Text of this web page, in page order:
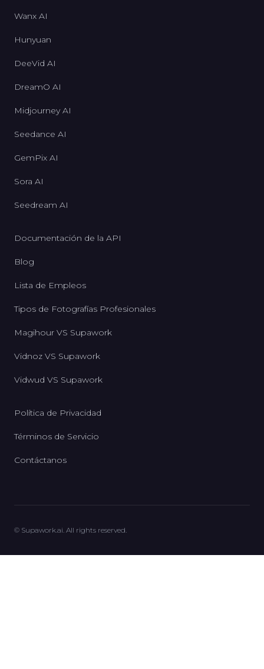
Wanx AI
Hunyuan
DeeVid AI
DreamO AI
Midjourney AI
Seedance AI
GemPix AI
Sora AI
Seedream AI
Documentación de la API
Blog
Lista de Empleos
Tipos de Fotografías Profesionales
Magihour VS Supawork
Vidnoz VS Supawork
Vidwud VS Supawork
Política de Privacidad
Términos de Servicio
Contáctanos
© Supawork.ai. All rights reserved.